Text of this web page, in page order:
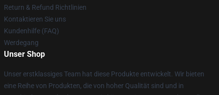
Return & Refund Richtlinien
Kontaktieren Sie uns
Kundenhilfe (FAQ)
Werdegang
Unser Shop
Unser erstklassiges Team hat diese Produkte entwickelt. Wir bieten
eine Reihe von Produkten, die von hoher Qualität sind und in